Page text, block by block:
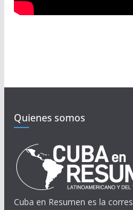
Quienes somos
Cuba en Resumen es la